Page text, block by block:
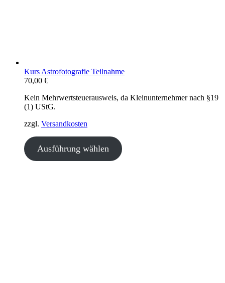
Kurs Astrofotografie Teilnahme
70,00 €
Kein Mehrwertsteuerausweis, da Kleinunternehmer nach §19
(1) UStG.
zzgl. Versandkosten
Ausführung wählen